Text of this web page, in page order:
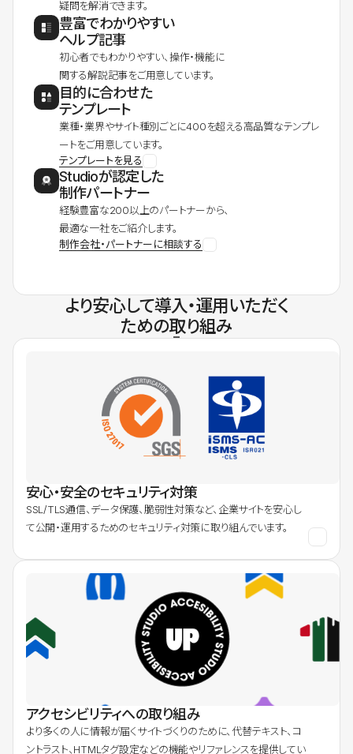
疑問を解消できます。
豊富でわかりやすい
ヘルプ記事
初心者でもわかりやすい、操作・機能に
関する解説記事をご用意しています。
目的に合わせた
テンプレート
業種・業界やサイト種別ごとに400を超える高品質なテンプレ
ートをご用意しています。
テンプレートを見る
Studioが認定した
制作パートナー
経験豊富な200以上のパートナーから、
最適な一社をご紹介します。
制作会社・パートナーに相談する
より安心して導入・運用いただく
ための取り組み
安心・安全のセキュリティ対策
SSL/TLS通信、データ保護、脆弱性対策など、企業サイトを安心し
て公開・運用するためのセキュリティ対策に取り組んでいます。
アクセシビリティへの取り組み
より多くの人に情報が届くサイトづくりのために、代替テキスト、コ
ントラスト、HTMLタグ設定などの機能やリファレンスを提供してい